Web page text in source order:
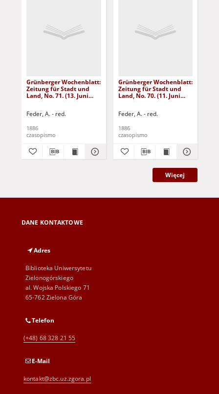
Grünberger Wochenblatt:
Zeitung für Stadt und
Land, No. 71. (13. Juni
Feder, A. - red.
1886
czasopismo
Grünberger Wochenblatt:
Zeitung für Stadt und
Land, No. 70. (11. Juni
Feder, A. - red.
1886
czasopismo
Więcej
DANE KONTAKTOWE
Adres
Biblioteka Uniwersytetu
Zielonogórskiego
al. Wojska Polskiego 71
65-762 Zielona Góra
Telefon
(+48) 68 328 21 55
E-Mail
kontakt@zbc.uz.zgora.pl